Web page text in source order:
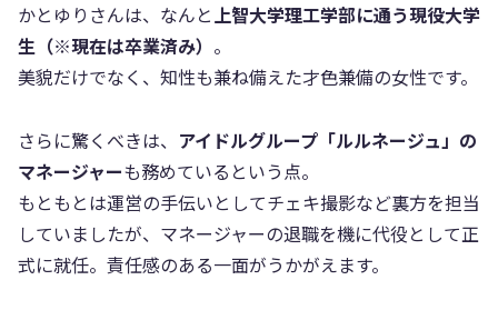
かとゆりさんは、なんと上智大学理工学部に通う現役大学
生（※現在は卒業済み） 。
美貌だけでなく、知性も兼ね備えた才色兼備の女性です。
さらに驚くべきは、 アイドルグループ「ルルネージュ」の
マネージャーも務めているという点。
もともとは運営の手伝いとしてチェキ撮影など裏方を担当
していましたが、マネージャーの退職を機に代役として正
式に就任。責任感のある一面がうかがえます。